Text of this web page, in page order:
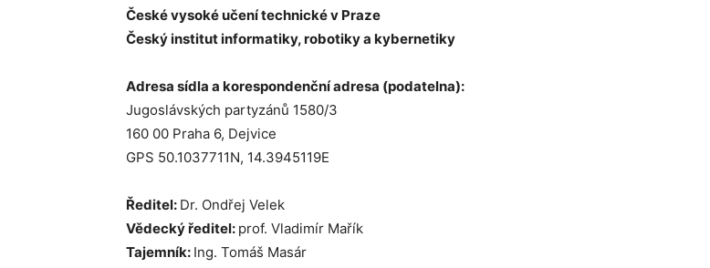
České vysoké učení technické v Praze
Český institut informatiky, robotiky a kybernetiky
Adresa sídla a korespondenční adresa (podatelna):
Jugoslávských partyzánů 1580/3
160 00 Praha 6, Dejvice
GPS 50.1037711N, 14.3945119E
Ředitel: Dr. Ondřej Velek
Vědecký ředitel: prof. Vladimír Mařík
Tajemník: Ing. Tomáš Masár